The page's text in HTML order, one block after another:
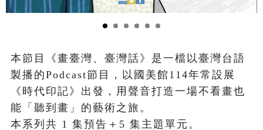
本節目《畫臺灣、臺灣話》是一檔以臺灣台語
製播的Podcast節目，以國美館114年常設展
《時代印記》出發，用聲音打造一場不看畫也
能「聽到畫」的藝術之旅。